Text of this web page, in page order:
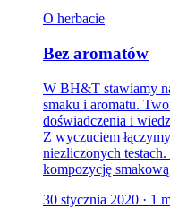
O herbacie
Bez aromatów
W BH&T stawiamy
smaku i aromatu.
doświadczenia i
Z wyczuciem
niezliczonych
kompozycję
30 stycznia 2020 · 1